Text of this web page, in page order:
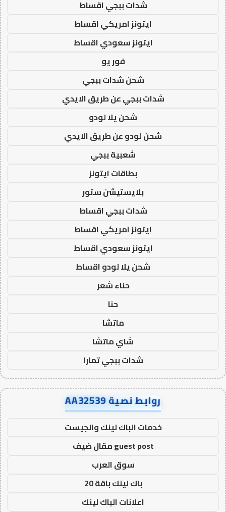
شدات ببجي اقساط
ايتونز امريكي اقساط
ايتونز سعودي اقساط
فور يو
شحن شدات ببجي
شدات ببجي عن طريق الايدي
شحن يلا لودو
شحن لودو عن طريق الايدي
شعبية ببجي
بطاقات ايتونز
بلايستيشن ستور
شدات ببجي اقساط
ايتونز امريكي اقساط
ايتونز سعودي اقساط
شحن يلا لودو اقساط
حناء شعر
حنا
ماتشا
شاي ماتشا
شدات ببجي تمارا
روابط نصية AA32539
خدمات الباك لينك والجيست
guest post مقال ضيف
سوق العرب
باك لينك باقة 20
اعلانات الباك لينك